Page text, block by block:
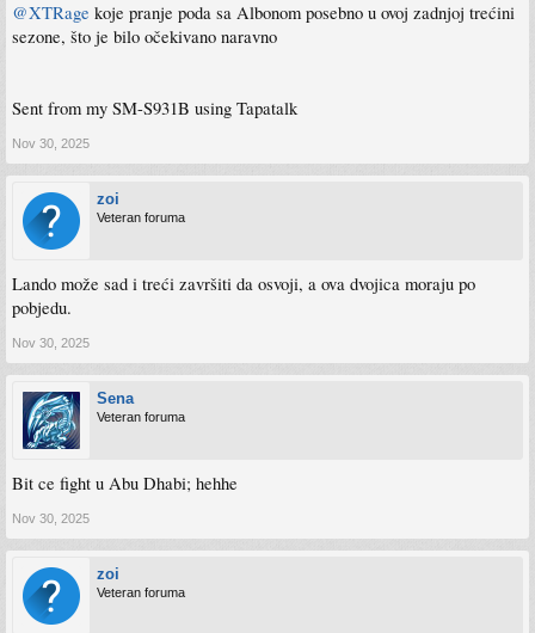
@XTRage koje pranje poda sa Albonom posebno u ovoj zadnjoj trećini
sezone, što je bilo očekivano naravno
Sent from my SM-S931B using Tapatalk
Nov 30, 2025
zoi
Veteran foruma
Lando može sad i treći završiti da osvoji, a ova dvojica moraju po
pobjedu.
Nov 30, 2025
Sena
Veteran foruma
Bit ce fight u Abu Dhabi; hehhe
Nov 30, 2025
zoi
Veteran foruma